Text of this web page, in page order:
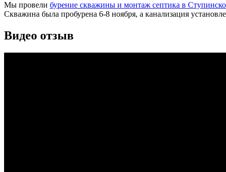
Мы провели бурение скважины и монтаж септика в
Скважина была пробурена 6-8 ноября, а канализация
Видео отзыв